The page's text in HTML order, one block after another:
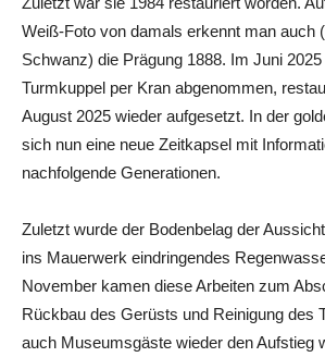
Weiß-Foto von damals erkennt man auch
Schwanz) die Prägung 1888. Im Juni
Turmkuppel per Kran abgenommen,
August 2025 wieder aufgesetzt. In der
sich nun eine neue Zeitkapsel mit
nachfolgende Generationen.
Zuletzt wurde der Bodenbelag der
ins Mauerwerk eindringendes
November kamen diese Arbeiten zum
Rückbau des Gerüsts und Reinigung des
auch Museumsgäste wieder den Aufstieg